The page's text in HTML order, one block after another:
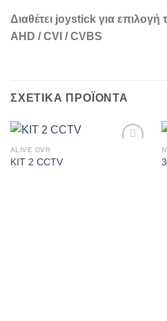
Διαθέτει joystick για επιλογή
AHD / CVI / CVBS
ΣΧΕΤΙΚΆ ΠΡΟΪΌΝΤΑ
ALIVE DVR
KIT 2 CCTV